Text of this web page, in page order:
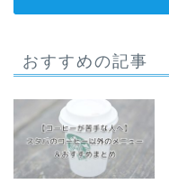
おすすめの記事